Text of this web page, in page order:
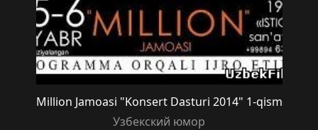
Million Jamoasi "Konsert Dasturi 2014" 1-qism
Узбекский юмор